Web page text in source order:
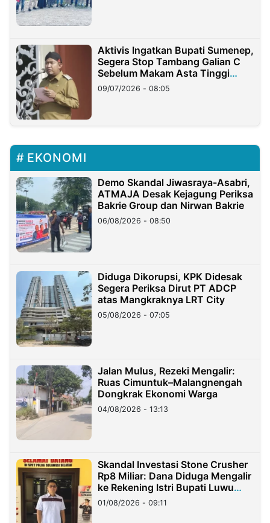
Aktivis Ingatkan Bupati Sumenep,
Segera Stop Tambang Galian C
Sebelum Makam Asta Tinggi
Longsor
09/07/2026 - 08:05
EKONOMI
Demo Skandal Jiwasraya-Asabri,
ATMAJA Desak Kejagung Periksa
Bakrie Group dan Nirwan Bakrie
06/08/2026 - 08:50
Diduga Dikorupsi, KPK Didesak
Segera Periksa Dirut PT ADCP
atas Mangkraknya LRT City
05/08/2026 - 07:05
Jalan Mulus, Rezeki Mengalir:
Ruas Cimuntuk–Malangnengah
Dongkrak Ekonomi Warga
04/08/2026 - 13:13
Skandal Investasi Stone Crusher
Rp8 Miliar: Dana Diduga Mengalir
ke Rekening Istri Bupati Luwu
Timur
01/08/2026 - 09:11